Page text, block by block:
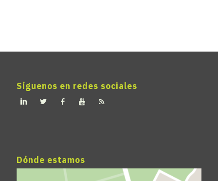
Síguenos en redes sociales
Dónde estamos